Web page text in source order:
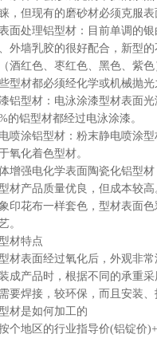
，但现有的磨砂材必须克服
面处理铝型材：目前单调的
外墙乳胶的很好配合，新型
酒红色、枣红色、黑色、紫
型材都必须经化学或机械抛光
铝型材：电泳涂漆型材表面
的铝型材都经过电泳涂漆。
喷涂铝型材：粉末静电喷涂
氧化着色型材。
增强电化学表面陶瓷化铝型
材产品质量优良，但成本较
印花布一样套色，型材表面
。
材特点
材表面经过氧化后，外观非
成产品时，根据不同的承重
要焊接，较环保，而且
材是如何加工的
个地区的行业指导价(铝锭价